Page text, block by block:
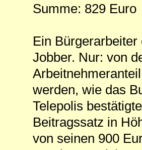
Summe: 829 Euro
Ein
Jobber. Nur: von
werden, wie das
Telepolis
Beitragssatz in
von seinen 900